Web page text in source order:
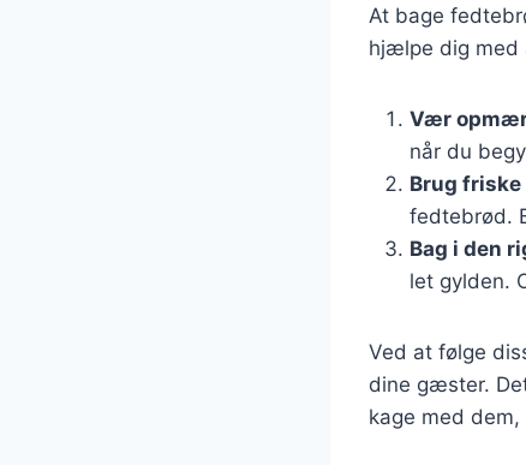
At bage
hjælpe dig med
Vær
når du
Brug
fedtebrød.
Bag i den
let gylden.
Ved at følge
dine gæster.
kage med